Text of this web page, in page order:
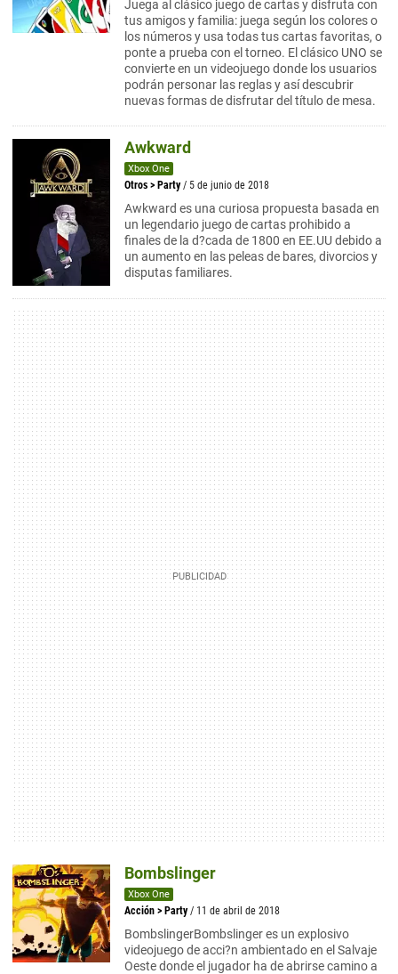
Juega al clásico juego de cartas y disfruta con
tus amigos y familia: juega según los colores o
los números y usa todas tus cartas favoritas, o
ponte a prueba con el torneo. El clásico UNO se
convierte en un videojuego donde los usuarios
podrán personar las reglas y así descubrir
nuevas formas de disfrutar del título de mesa.
Awkward
Xbox One
Otros > Party / 5 de junio de 2018
Awkward es una curiosa propuesta basada en
un legendario juego de cartas prohibido a
finales de la d?cada de 1800 en EE.UU debido a
un aumento en las peleas de bares, divorcios y
disputas familiares.
Bombslinger
Xbox One
Acción > Party / 11 de abril de 2018
BombslingerBombslinger es un explosivo
videojuego de acci?n ambientado en el Salvaje
Oeste donde el jugador ha de abrirse camino a